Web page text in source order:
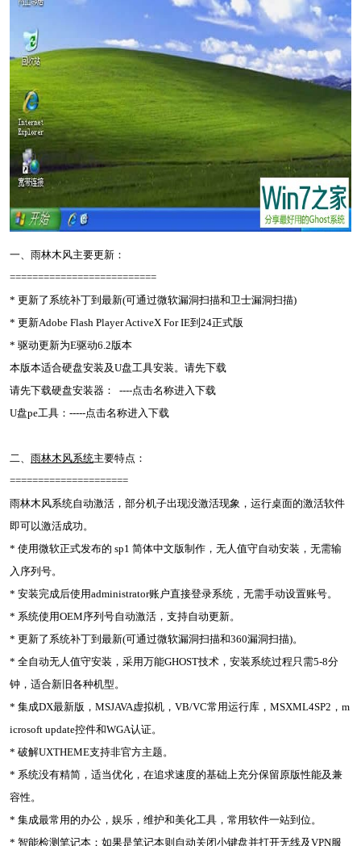
一、雨林木风主要更新：
==========================
* 更新了系统补丁到最新(可通过微软漏洞扫描和卫士漏洞扫描)
* 更新Adobe Flash Player ActiveX For IE到24正式版
* 驱动更新为E驱动6.2版本
本版本适合硬盘安装及U盘工具安装。请先下载
请先下载硬盘安装器： ----点击名称进入下载
U盘pe工具：-----点击名称进入下载
二、 雨林木风系统主要特点：
=====================
雨林木风系统自动激活，部分机子出现没激活现象，运行桌面的激活软件
即可以激活成功。
* 使用微软正式发布的 sp1 简体中文版制作，无人值守自动安装，无需输
入序列号。
* 安装完成后使用administrator账户直接登录系统，无需手动设置账号。
* 系统使用OEM序列号自动激活，支持自动更新。
* 更新了系统补丁到最新(可通过微软漏洞扫描和360漏洞扫描)。
* 全自动无人值守安装，采用万能GHOST技术，安装系统过程只需5-8分
钟，适合新旧各种机型。
* 集成DX最新版，MSJAVA虚拟机，VB/VC常用运行库，MSXML4SP2，m
icrosoft update控件和WGA认证。
* 破解UXTHEME支持非官方主题。
* 系统没有精简，适当优化，在追求速度的基础上充分保留原版性能及兼
容性。
* 集成最常用的办公，娱乐，维护和美化工具，常用软件一站到位。
* 智能检测笔记本：如果是笔记本则自动关闭小键盘并打开无线及VPN服